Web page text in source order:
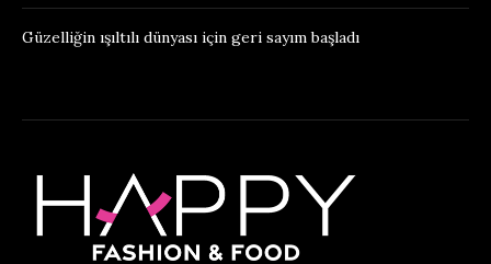
Güzelliğin ışıltılı dünyası için geri sayım başladı